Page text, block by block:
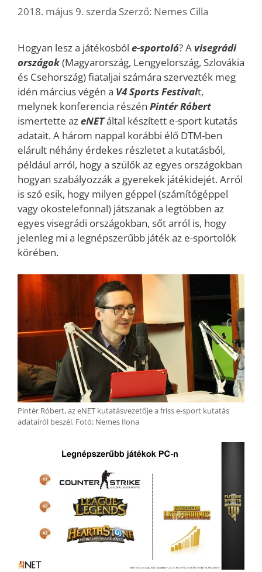
2018. május 9. szerda Szerző: Nemes Cilla
Hogyan lesz a játékosból e-sportoló? A visegrádi
országok(Magyarország, Lengyelország, Szlovákia
és Csehország) fiataljai számára szervezték meg
idén március végén a V4 SportsFestivalt,
melynek konferencia részén Pintér Róbert
ismertette azeNETáltal készített e-sport kutatás
adatait. A három nappal korábbi élő DTM-ben
elárult néhány érdekes részletet a kutatásból,
például arról, hogy a szülők az egyes országokban
hogyan szabályozzák a gyerekek játékidejét. Arról
is szó esik, hogy milyen géppel (számítógéppel
vagy okostelefonnal) játszanak a legtöbben az
egyes visegrádi országokban, sőt arról is, hogy
jelenleg mi a legnépszerűbb játék az e-sportolók
körében.
Pintér Róbert, az eNET kutatásvezetője a friss e-sport kutatás
adatairól beszél. Fotó: Nemes Ilona